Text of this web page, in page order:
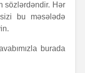
sözlərdəndir. Hər
bu məsələdə
burada